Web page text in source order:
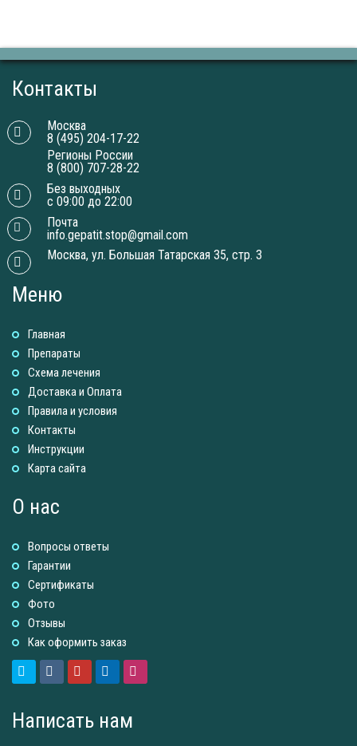
Контакты
Москва
8 (495) 204-17-22
Регионы России
8 (800) 707-28-22
Без выходных
с 09:00 до 22:00
Почта
info.gepatit.stop@gmail.com
Москва, ул. Большая Татарская 35, стр. 3
Меню
Главная
Препараты
Схема лечения
Доставка и Оплатa
Правила и условия
Контакты
Инструкции
Карта сайта
О нас
Вопросы ответы
Гарантии
Сертификаты
Фото
Отзывы
Как оформить заказ
Написать нам